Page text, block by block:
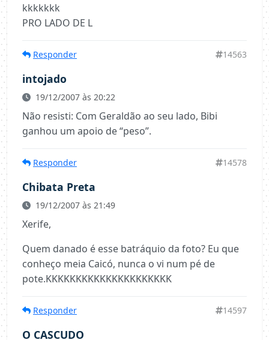
kkkkkkk
PRO LADO DE L
Responder 14563
intojado
19/12/2007 às 20:22
Não resisti: Com Geraldão ao seu lado, Bibi
ganhou um apoio de “peso”.
Responder 14578
Chibata Preta
19/12/2007 às 21:49
Xerife,
Quem danado é esse batráquio da foto? Eu que
conheço meia Caicó, nunca o vi num pé de
pote.KKKKKKKKKKKKKKKKKKKKK
Responder 14597
O CASCUDO